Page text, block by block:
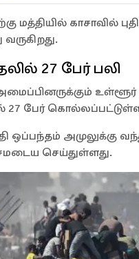
மத்தியில் காசாவில்
27 பேர் பலி
உள்ளூர்
பேர்
ஒப்பந்தம் அமுலுக்கு
செய்துள்ளது.